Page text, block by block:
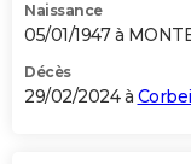
Naissance
05/01/1947 à
Décès
29/02/2024 à